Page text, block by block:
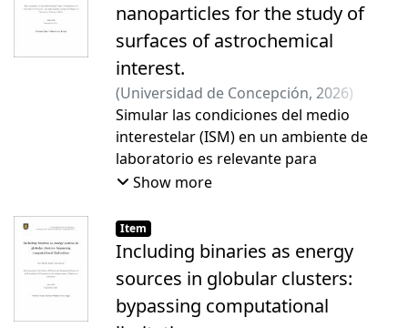
nanoparticles for the study of
surfaces of astrochemical
interest.
(Universidad de Concepción, 2026)
Condeza Rodríguez, Carolina Daniela
Solano Palma, Pablo Andrés
Simular las condiciones del medio
interestelar (ISM) en un ambiente de
laboratorio es relevante para
comprender mejor los complejos
gobiernan la evolución del polvo
cósmico. En este contexto, esta tesis
detalla el desarrollo y caracterización de
un montaje experimental diseñado para
simular análogos de granos de polvo,
Show more
Item
Including binaries as energy
sources in globular clusters:
bypassing computational